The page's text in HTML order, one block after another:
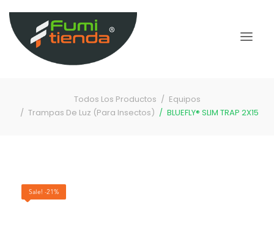
Todos Los Productos
Equipos
Trampas De Luz (Para Insectos)
BLUEFLY® SLIM TRAP 2X15
Sale! -21%